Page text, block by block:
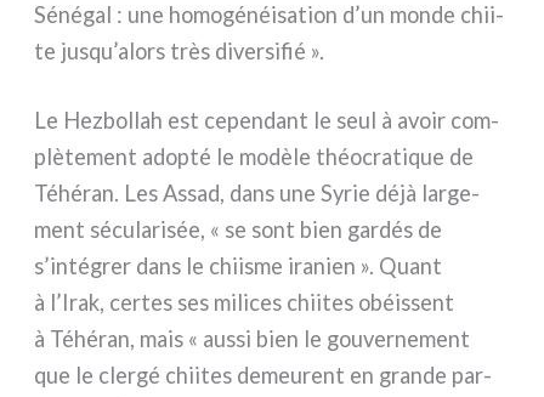
Sénégal : une homo­gé­néi­sa­tion d’un mon­de chii­
te jusqu’alors très diver­si­fié ».
Le Hezbollah est cepen­dant le seul à avoir com­
plè­te­ment adop­té le modè­le théo­cra­ti­que de
Téhéran. Les Assad, dans une Syrie déjà lar­ge­
ment sécu­la­ri­sée, « se sont bien gar­dés de
s’intégrer dans le chii­sme ira­nien ». Quant
à l’Irak, cer­tes ses mili­ces chii­tes obéis­sent
à Téhéran, mais « aus­si bien le gou­ver­ne­ment
que le cler­gé chii­tes demeu­rent en gran­de par­